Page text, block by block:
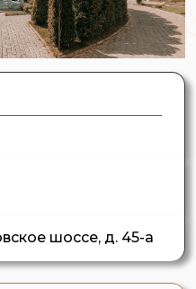
шоссе, д. 45-а